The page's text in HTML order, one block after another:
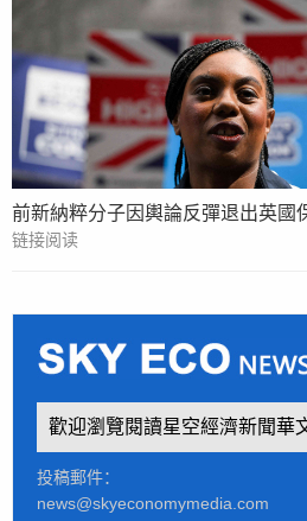
前新納粹分子因輿論反彈退出英國
链接阅读
歡迎瀏覽閱讀星空經濟新聞華
投稿郵件：
news@skyeconomymedia.com